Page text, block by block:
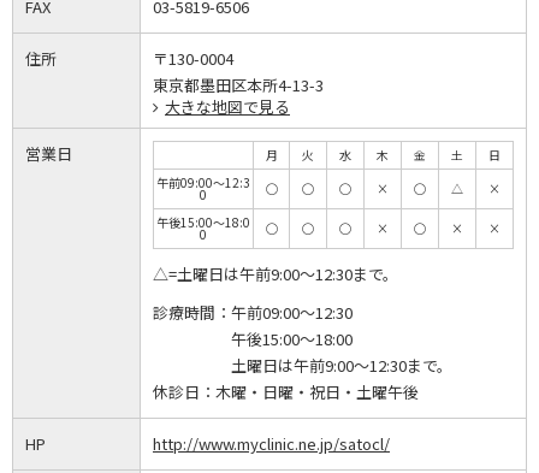
FAX 03-5819-6506
住所
〒130-0004
東京都墨田区本所4-13-3
大きな地図で見る
営業日 月 火 水 木 金 土
日
午前09:00～12:3
0 ◯ ◯ ◯ × ◯ △
×
午後15:00～18:0
0 ◯ ◯ ◯ × ◯ × ×
△=土曜日は午前9:00～12:30まで。
診療時間： 午前09:00～12:30
午後15:00～18:00
土曜日は午前9:00～12:30まで。
休診日： 木曜・日曜・祝日・土曜午後
HP http://www.myclinic.ne.jp/satocl/